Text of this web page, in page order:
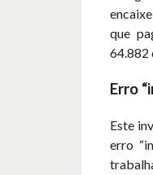
que
64.882
Erro
Este
erro